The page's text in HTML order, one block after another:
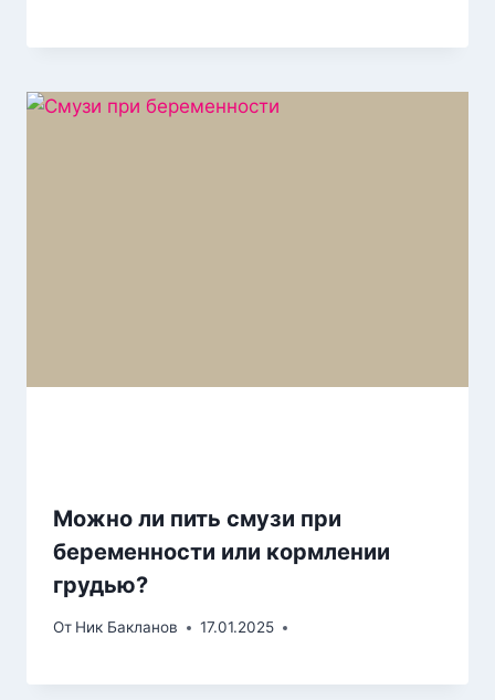
Можно ли пить смузи при
беременности или кормлении
грудью?
От Ник Бакланов 17.01.2025